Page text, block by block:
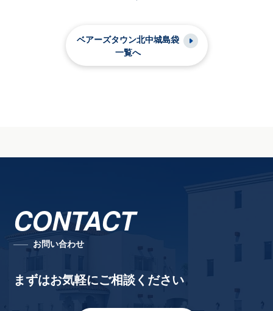
ベアーズタウン北中城島袋
一覧へ
CONTACT
お問い合わせ
まずはお気軽にご相談ください